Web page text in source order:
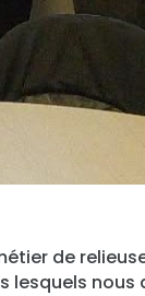
de
nous